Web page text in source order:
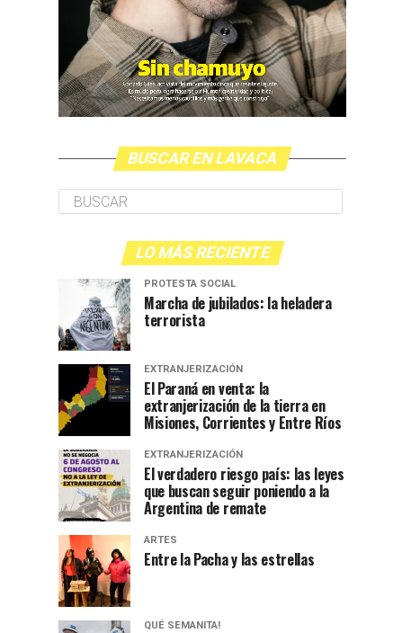
BUSCAR EN LAVACA
LO MÁS RECIENTE
PROTESTA SOCIAL
Marcha de jubilados: la heladera
terrorista
EXTRANJERIZACIÓN
El Paraná en venta: la
extranjerización de la tierra en
Misiones, Corrientes y Entre Ríos
EXTRANJERIZACIÓN
El verdadero riesgo país: las leyes
que buscan seguir poniendo a la
Argentina de remate
ARTES
Entre la Pacha y las estrellas
QUÉ SEMANITA!